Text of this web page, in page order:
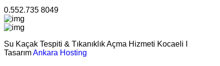
0.552.735 8049
Su Kaçak Tespiti & Tıkanıklık Açma Hizmeti Kocaeli I
TasarımAnkara Hosting